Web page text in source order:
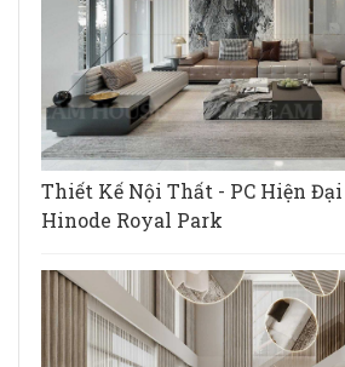
Thiết Kế Nội Thất - PC Hiện
Hinode Royal Park